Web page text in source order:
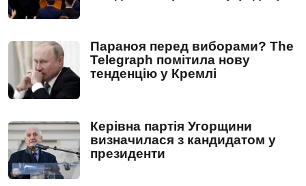
Параноя перед виборами? The
Telegraph помітила нову
тенденцію у Кремлі
Керівна партія Угорщини
визначилася з кандидатом у
президенти